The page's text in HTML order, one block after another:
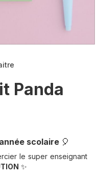
Panda
scolaire 🎈
le super enseignant
✨